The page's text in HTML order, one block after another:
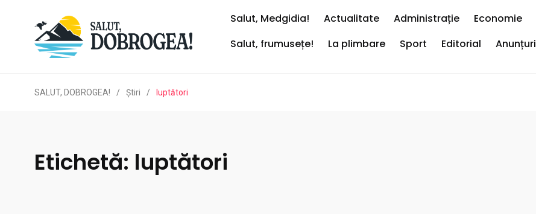
Salut, Medgidia! Actualitate Administrație Economie
Salut, frumusețe!
La plimbare Sport Editorial Anunțuri
SALUT, DOBROGEA! / Ştiri / luptători
Etichetă: luptători